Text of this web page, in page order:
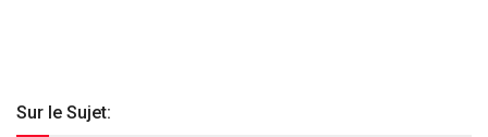
Sur le Sujet: